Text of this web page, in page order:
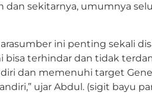
dan sekitarnya, umumnya
ini penting sekali
bisa terhindar dan tidak
dan memenuhi target
ujar Abdul. (sigit bayu